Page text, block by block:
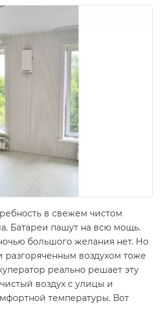
в свежем чистом
Батареи пашут на всю мощь.
большого желания нет. Но
воздухом тоже
реально решает эту
воздух с улицы и
температуры. Вот